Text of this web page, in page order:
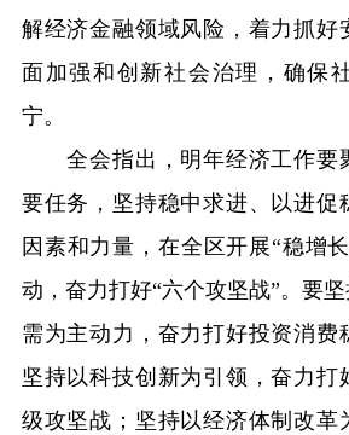
解经济金融领域风险，着力抓好
面加强和创新社会治理，确保
宁。
全会指出，明年经济工作要
要任务，坚持稳中求进、以进促
因素和力量，在全区开展“稳增
动，奋力打好“六个攻坚战”。要
需为主动力，奋力打好投资消费
坚持以科技创新为引领，奋力打
级攻坚战；坚持以经济体制改革